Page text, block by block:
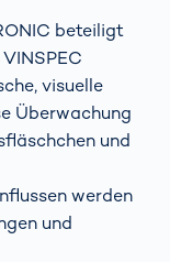
beteiligt
visuelle
Überwachung
und
werden
und